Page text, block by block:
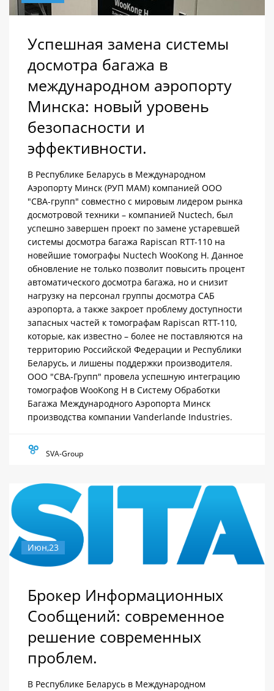
Успешная замена системы
досмотра багажа в
международном аэропорту
Минска: новый уровень
безопасности и
эффективности.
В Республике Беларусь в Международном
Аэропорту Минск (РУП МАМ) компанией ООО
"СВА-групп" совместно с мировым лидером рынка
досмотровой техники – компанией Nuctech, был
успешно завершен проект по замене устаревшей
системы досмотра багажа Rapiscan RTT-110 на
новейшие томографы Nuctech WooKong H. Данное
обновление не только позволит повысить процент
автоматического досмотра багажа, но и снизит
нагрузку на персонал группы досмотра САБ
аэропорта, а также закроет проблему доступности
запасных частей к томографам Rapiscan RTT-110,
которые, как известно – более не поставляются на
территорию Российской Федерации и Республики
Беларусь, и лишены поддержки производителя.
ООО "СВА-Групп" провела успешную интеграцию
томографов WooKong H в Систему Обработки
Багажа Международного Аэропорта Минск
производства компании Vanderlande Industries.
SVA-Group
Июн,23
Брокер Информационных
Сообщений: современное
решение современных
проблем.
В Республике Беларусь в Международном